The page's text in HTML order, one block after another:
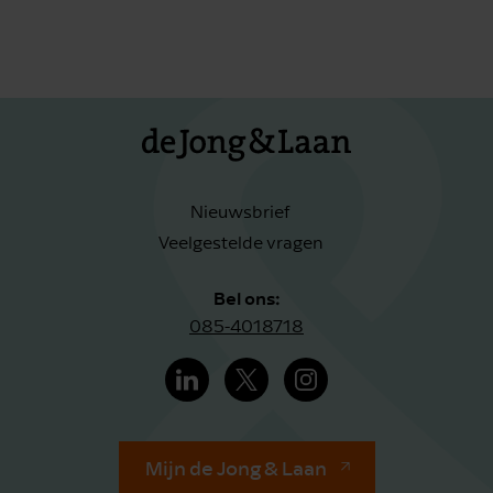
Nieuwsbrief
Veelgestelde vragen
Bel ons:
085-4018718
Mijn de Jong & Laan